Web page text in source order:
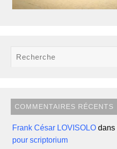
COMMENTAIRES RÉCENTS
Frank César LOVISOLO dans
pour scriptorium